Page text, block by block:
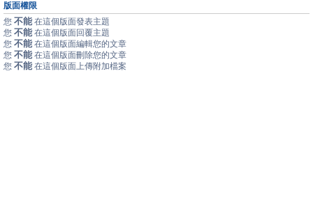
版面權限
您 不能 在這個版面發表主題
您 不能 在這個版面回覆主題
您 不能 在這個版面編輯您的文章
您 不能 在這個版面刪除您的文章
您 不能 在這個版面上傳附加檔案